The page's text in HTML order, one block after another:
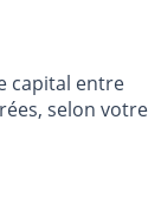
capital entre
selon votre